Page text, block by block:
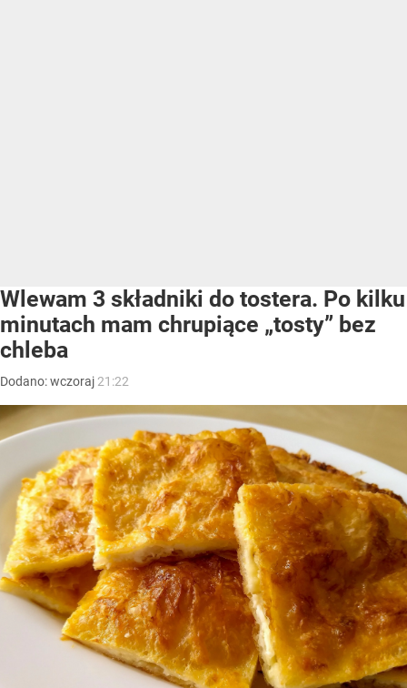
Wlewam 3 składniki do tostera. Po kilku
minutach mam chrupiące „tosty” bez
chleba
Dodano:wczoraj 21:22